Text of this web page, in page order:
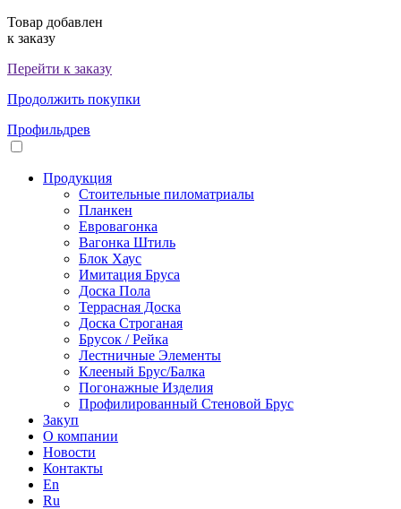
Товар добавлен
к заказу
Перейти к заказу
Продолжить покупки
Профильдрев
Продукция
Стоительные пиломатриалы
Планкен
Евровагонка
Вагонка Штиль
Блок Хаус
Имитация Бруса
Доска Пола
Террасная Доска
Доска Строганая
Брусок / Рейка
Лестничные Элементы
Клееный Брус/Балка
Погонажные Изделия
Профилированный Стеновой Брус
Закуп
О компании
Новости
Контакты
En
Ru